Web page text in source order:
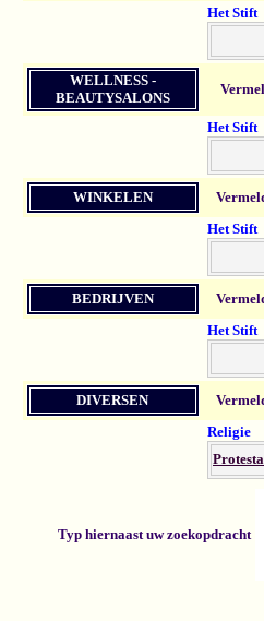
Het Stift
WELLNESS -
BEAUTYSALONS
Het Stift
WINKELEN
Het Stift
BEDRIJVEN
Het Stift
DIVERSEN
Religie
Typ hiernaast uw zoekopdracht